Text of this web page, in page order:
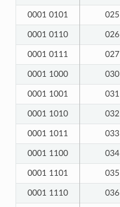
0001 0101 025
0001 0110 026
0001 0111 027
0001 1000 030
0001 1001 031
0001 1010 032
0001 1011 033
0001 1100 034
0001 1101 035
0001 1110 036